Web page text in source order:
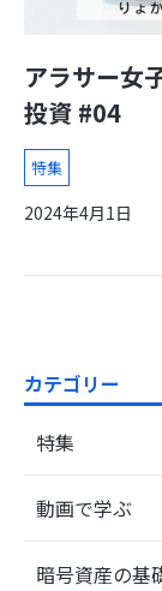
アラサー女
投資 #04
特集
2024年4月1日
カテゴリー
特集
動画で学ぶ
暗号資産の基